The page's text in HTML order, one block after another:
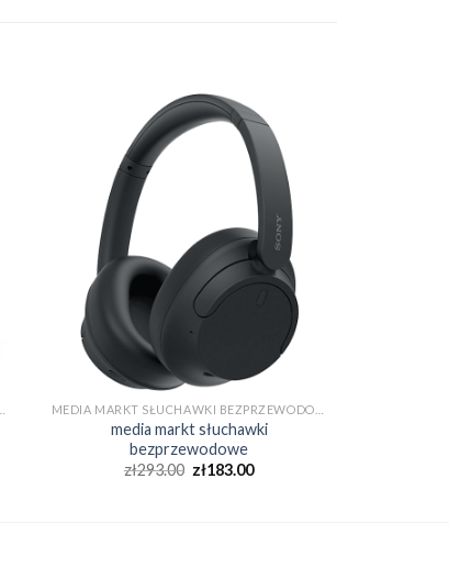
media markt słuchawki
bezprzewodowe
zł293.00 zł183.00